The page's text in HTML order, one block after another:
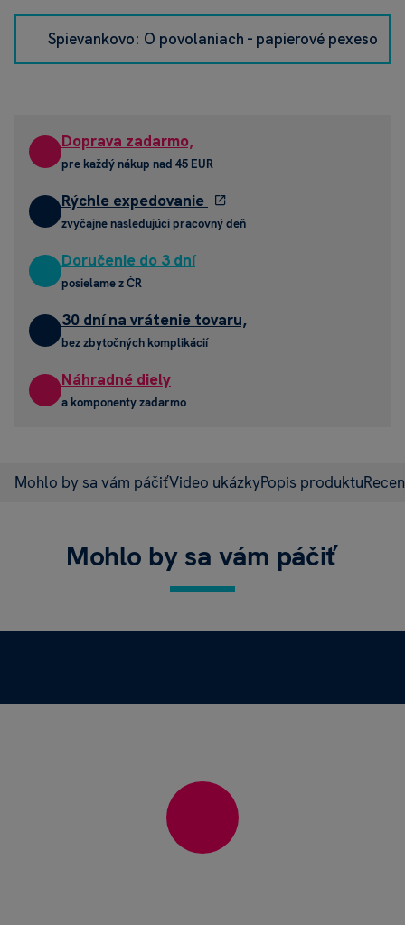
Spievankovo: O povolaniach - papierové pexeso
Doprava zadarmo,
pre každý nákup nad 45 EUR
Rýchle expedovanie
zvyčajne nasledujúci pracovný deň
Doručenie do 3 dní
posielame z ČR
30 dní na vrátenie tovaru,
bez zbytočných komplikácií
Náhradné diely
a komponenty zadarmo
Mohlo by sa vám páčiťVideo ukázkyPopis produktu
Mohlo by sa vám páčiť